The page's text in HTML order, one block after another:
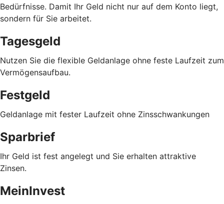
Bedürfnisse. Damit Ihr Geld nicht nur auf dem Konto liegt,
sondern für Sie arbeitet.
Tagesgeld
Nutzen Sie die flexible Geldanlage ohne feste Laufzeit zum
Vermögensaufbau.
Festgeld
Geldanlage mit fester Laufzeit ohne Zinsschwankungen
Sparbrief
Ihr Geld ist fest angelegt und Sie erhalten attraktive
Zinsen.
MeinInvest